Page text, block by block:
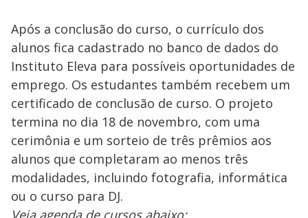
Após a conclusão do curso, o currículo dos
alunos fica cadastrado no banco de dados do
Instituto Eleva para possíveis oportunidades de
emprego. Os estudantes também recebem um
certificado de conclusão de curso. O projeto
termina no dia 18 de novembro, com uma
cerimônia e um sorteio de três prêmios aos
alunos que completaram ao menos três
modalidades, incluindo fotografia, informática
ou o curso para DJ.
Veja agenda de cursos abaixo: